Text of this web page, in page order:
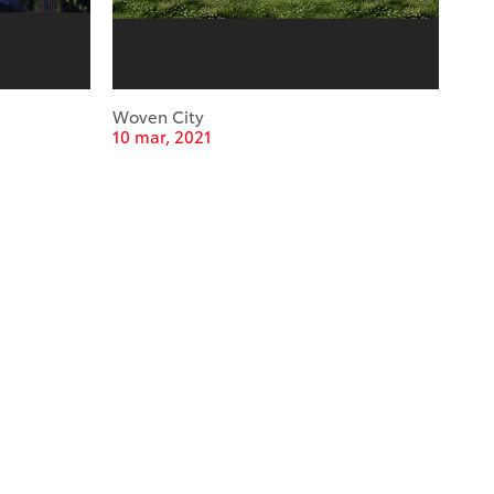
Woven City
10 mar, 2021